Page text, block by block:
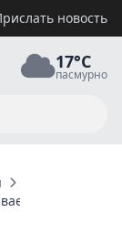
новость
17°C
пасмурно
огонь